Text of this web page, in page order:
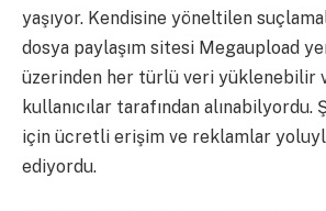
yaşıyor. Kendisine yöneltilen
dosya paylaşım sitesi Megaupload
üzerinden her türlü veri yüklenebilir
kullanıcılar tarafından
için ücretli erişim ve reklamlar
ediyordu.